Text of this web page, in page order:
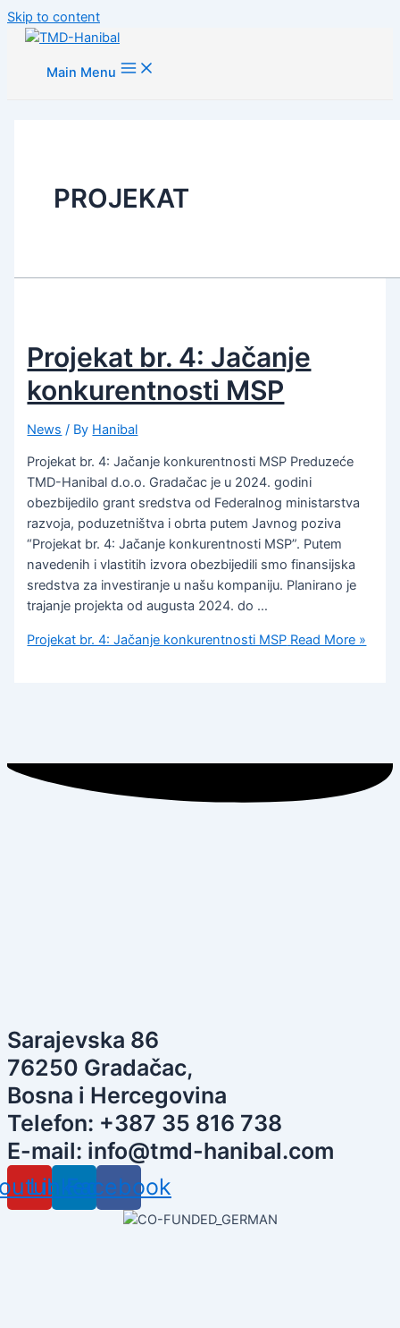
Skip to content
Main Menu
PROJEKAT
Projekat br. 4: Jačanje
konkurentnosti MSP
News / By Hanibal
Projekat br. 4: Jačanje konkurentnosti MSP Preduzeće
TMD-Hanibal d.o.o. Gradačac je u 2024. godini
obezbijedilo grant sredstva od Federalnog ministarstva
razvoja, poduzetništva i obrta putem Javnog poziva
“Projekat br. 4: Jačanje konkurentnosti MSP”. Putem
navedenih i vlastitih izvora obezbijedili smo finansijska
sredstva za investiranje u našu kompaniju. Planirano je
trajanje projekta od augusta 2024. do …
Projekat br. 4: Jačanje konkurentnosti MSP Read More »
Sarajevska 86
76250 Gradačac,
Bosna i Hercegovina
Telefon: +387 35 816 738
E-mail: info@tmd-hanibal.com
Linkedin
Facebook